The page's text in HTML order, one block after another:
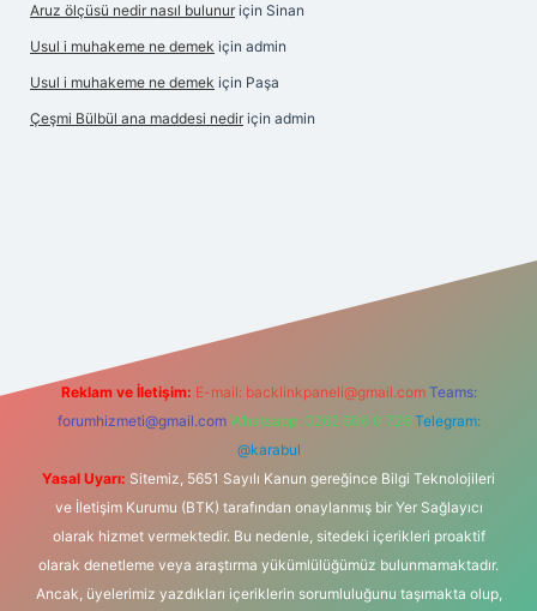
Aruz ölçüsü nedir nasıl bulunur için Sinan
Usul i muhakeme ne demek için admin
Usul i muhakeme ne demek için Paşa
Çeşmi Bülbül ana maddesi nedir için admin
Reklam ve İletişim: E-mail: backlinkpaneli@gmail.com Teams:
forumhizmeti@gmail.com Whatsapp: 0262 606 0 726 Telegram:
@karabul
Yasal Uyarı: Sitemiz, 5651 Sayılı Kanun gereğince Bilgi Teknolojileri
ve İletişim Kurumu (BTK) tarafından onaylanmış bir Yer Sağlayıcı
olarak hizmet vermektedir. Bu nedenle, sitedeki içerikleri proaktif
olarak denetleme veya araştırma yükümlülüğümüz bulunmamaktadır.
Ancak, üyelerimiz yazdıkları içeriklerin sorumluluğunu taşımakta olup,